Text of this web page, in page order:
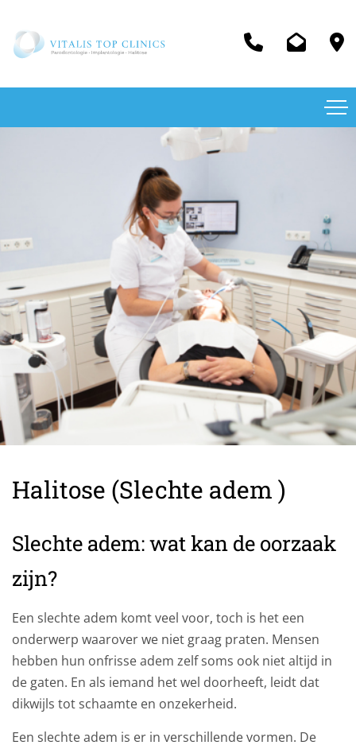
Halitose (Slechte adem )
Slechte adem: wat kan de oorzaak
zijn?
Een slechte adem komt veel voor, toch is het een
onderwerp waarover we niet graag praten. Mensen
hebben hun onfrisse adem zelf soms ook niet altijd in
de gaten. En als iemand het wel doorheeft, leidt dat
dikwijls tot schaamte en onzekerheid.
Een slechte adem is er in verschillende vormen. De